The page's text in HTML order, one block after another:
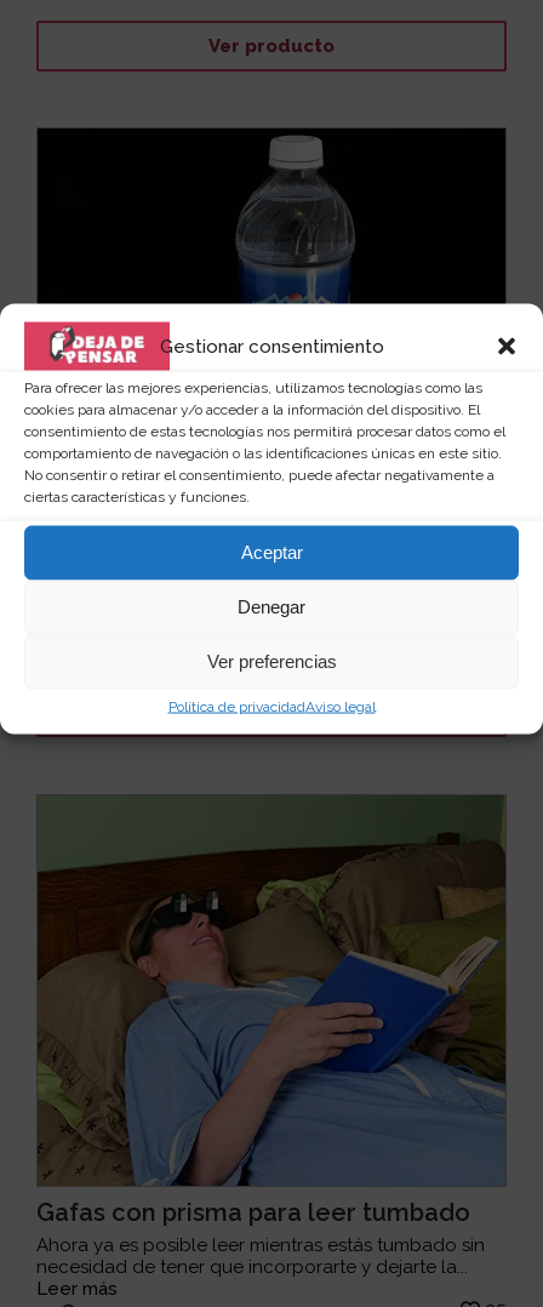
Gestionar consentimiento
Para ofrecer las mejores experiencias, utilizamos tecnologías como las
cookies para almacenar y/o acceder a la información del dispositivo. El
consentimiento de estas tecnologías nos permitirá procesar datos como el
comportamiento de navegación o las identificaciones únicas en este sitio.
No consentir o retirar el consentimiento, puede afectar negativamente a
ciertas características y funciones.
Aceptar
Denegar
Ver preferencias
Política de privacidadAviso legal
Ver producto
Botella de agua con escondite secreto
Mantener a salvo aquellas cosas que tanto queremos,
en lugares como la piscina o la playa, es cada v...
Ver producto
Gafas con prisma para leer tumbado
Ahora ya es posible leer mientras estás tumbado sin
necesidad de tener que incorporarte y dejarte la...
Leer más